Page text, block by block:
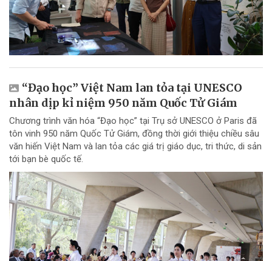
“Đạo học” Việt Nam lan tỏa tại UNESCO
nhân dịp kỉ niệm 950 năm Quốc Tử Giám
Chương trình văn hóa “Đạo học” tại Trụ sở UNESCO ở Paris đã
tôn vinh 950 năm Quốc Tử Giám, đồng thời giới thiệu chiều sâu
văn hiến Việt Nam và lan tỏa các giá trị giáo dục, tri thức, di sản
tới bạn bè quốc tế.